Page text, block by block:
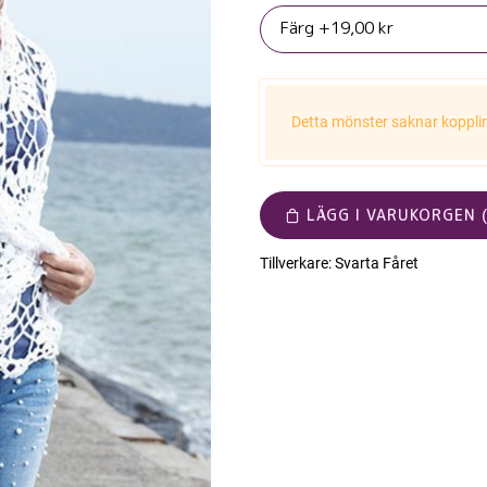
Detta mönster saknar
LÄGG I VARUKORGEN
Tillverkare:Svarta Fåret